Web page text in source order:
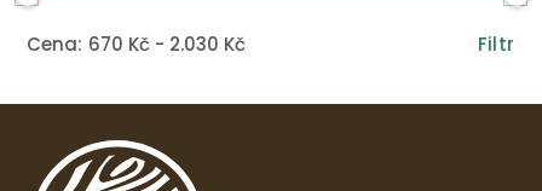
Filtr
670 Kč 2.030 Kč